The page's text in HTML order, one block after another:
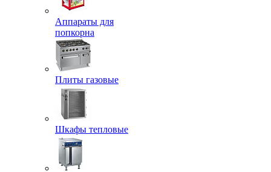
Аппараты для
попкорна
Плиты газовые
Шкафы тепловые